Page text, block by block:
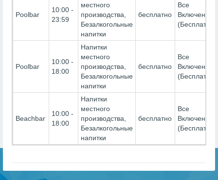
Poolbar
10:00 -
23:59
местного
производства,
Безалкогольные
напитки
бесплатно
Все
Включено-
(Бесплатно)
Poolbar
10:00 -
18:00
Напитки
местного
производства,
Безалкогольные
напитки
бесплатно
Все
Включено-
(Бесплатно)
Beachbar
10:00 -
18:00
Напитки
местного
производства,
Безалкогольные
напитки
бесплатно
Все
Включено-
(Бесплатно)